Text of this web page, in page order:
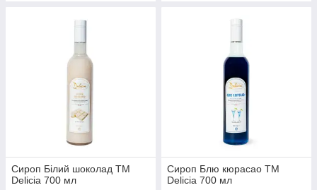
Сироп Білий шоколад TM
Delicia 700 мл
Сироп Блю кюрасао ТМ
Delicia 700 мл